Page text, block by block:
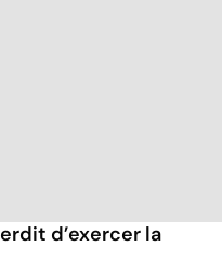
d’exercer la